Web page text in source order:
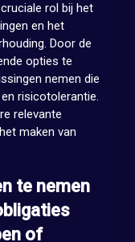
rol bij het
en het
Door de
opties te
nemen die
risicotolerantie.
relevante
maken van
te nemen
of